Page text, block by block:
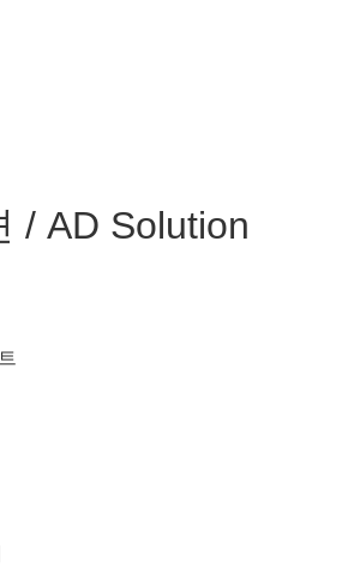
/ AD Solution